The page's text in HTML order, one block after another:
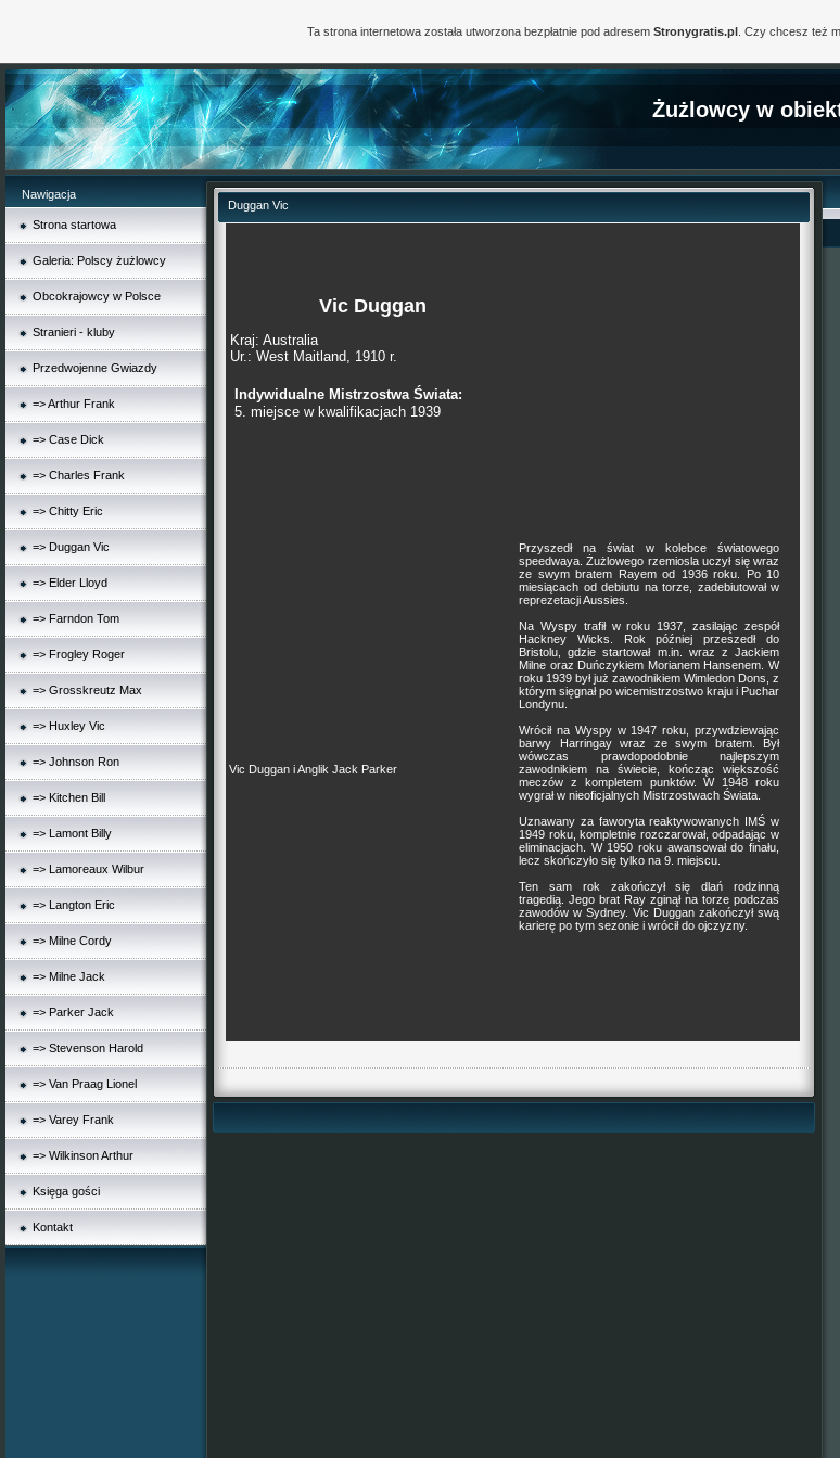
Żużlowcy w
Nawigacja
Strona startowa
Galeria: Polscy żużlowcy
Obcokrajowcy w Polsce
Stranieri - kluby
Przedwojenne Gwiazdy
=> Arthur Frank
=> Case Dick
=> Charles Frank
=> Chitty Eric
=> Duggan Vic
=> Elder Lloyd
=> Farndon Tom
=> Frogley Roger
=> Grosskreutz Max
=> Huxley Vic
=> Johnson Ron
=> Kitchen Bill
=> Lamont Billy
=> Lamoreaux Wilbur
=> Langton Eric
=> Milne Cordy
=> Milne Jack
=> Parker Jack
=> Stevenson Harold
=> Van Praag Lionel
=> Varey Frank
=> Wilkinson Arthur
Księga gości
Kontakt
Duggan Vic
Vic Duggan
Kraj: Australia
Ur.: West Maitland, 1910 r.
Indywidualne Mistrzostwa Świata:
5. miejsce w kwalifikacjach 1939
Vic Duggan i Anglik Jack Parker
Przyszedł na świat w kolebce światowego
speedwaya. Żużlowego rzemiosla uczył się wraz
ze swym bratem Rayem od 1936 roku. Po 10
miesiącach od debiutu na torze, zadebiutował w
reprezetacji Aussies.
Na Wyspy trafił w roku 1937, zasilając zespół
Hackney Wicks. Rok później przeszedł do
Bristolu, gdzie startował m.in. wraz z Jackiem
Milne oraz Duńczykiem Morianem Hansenem. W
roku 1939 był już zawodnikiem Wimledon Dons, z
którym sięgnał po wicemistrzostwo kraju i Puchar
Londynu.
Wrócił na Wyspy w 1947 roku, przywdziewając
barwy Harringay wraz ze swym bratem. Był
wówczas prawdopodobnie najlepszym
zawodnikiem na świecie, kończąc większość
meczów z kompletem punktów. W 1948 roku
wygrał w nieoficjalnych Mistrzostwach Świata.
Uznawany za faworyta reaktywowanych IMŚ w
1949 roku, kompletnie rozczarował, odpadając w
eliminacjach. W 1950 roku awansował do finału,
lecz skończyło się tylko na 9. miejscu.
Ten sam rok zakończył się dlań rodzinną
tragedią. Jego brat Ray zginął na torze podczas
zawodów w Sydney. Vic Duggan zakończył swą
karierę po tym sezonie i wrócił do ojczyzny.
Ta strona internetowa została utworzona bezpłatnie pod adresem Stronygratis.pl. Czy chcesz też